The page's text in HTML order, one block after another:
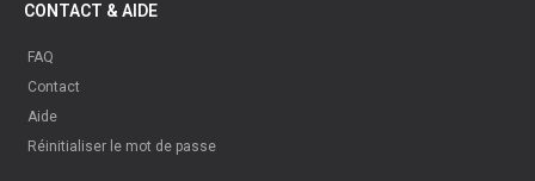
CONTACT & AIDE
FAQ
Contact
Aide
Réinitialiser le mot de passe